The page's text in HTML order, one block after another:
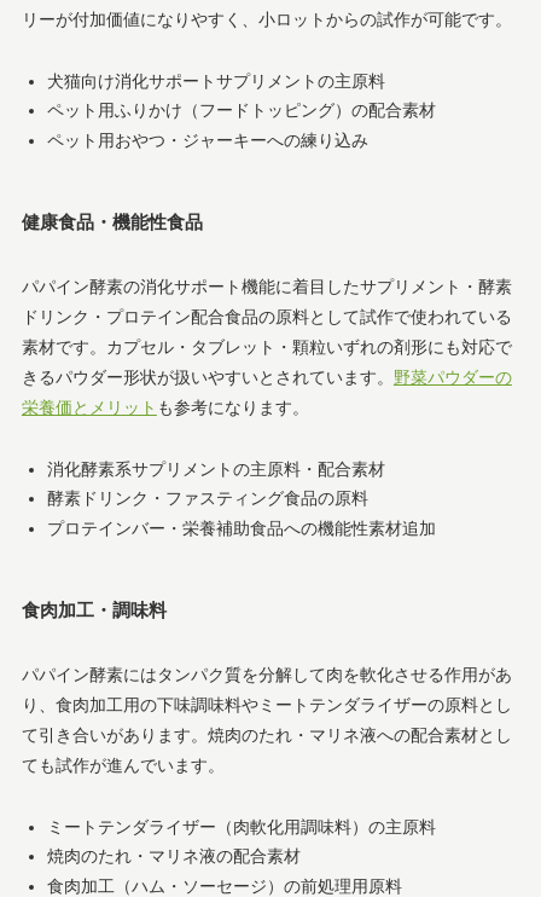
リーが付加価値になりやすく、小ロットからの試作が可能です。
犬猫向け消化サポートサプリメントの主原料
ペット用ふりかけ（フードトッピング）の配合素材
ペット用おやつ・ジャーキーへの練り込み
健康食品・機能性食品
パパイン酵素の消化サポート機能に着目したサプリメント・酵素
ドリンク・プロテイン配合食品の原料として試作で使われている
素材です。カプセル・タブレット・顆粒いずれの剤形にも対応で
きるパウダー形状が扱いやすいとされています。 野菜パウダーの
栄養価とメリット も参考になります。
消化酵素系サプリメントの主原料・配合素材
酵素ドリンク・ファスティング食品の原料
プロテインバー・栄養補助食品への機能性素材追加
食肉加工・調味料
パパイン酵素にはタンパク質を分解して肉を軟化させる作用があ
り、食肉加工用の下味調味料やミートテンダライザーの原料とし
て引き合いがあります。焼肉のたれ・マリネ液への配合素材とし
ても試作が進んでいます。
ミートテンダライザー（肉軟化用調味料）の主原料
焼肉のたれ・マリネ液の配合素材
食肉加工（ハム・ソーセージ）の前処理用原料